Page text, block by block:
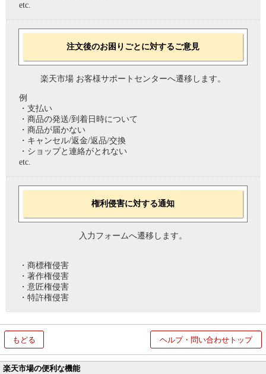
etc.
注文後のお困りごとに対するご意見
楽天市場 お客様サポートセンターへ遷移します。
例
・支払い
・商品の発送/到着日時について
・商品が届かない
・キャンセル/返金/返品/交換
・ショップと連絡がとれない
etc.
権利侵害に対する通知
入力フォームへ遷移します。
・商標権侵害
・著作権侵害
・意匠権侵害
・特許権侵害
もどる ヘルプ・問い合わせトップ
楽天市場の便利な機能